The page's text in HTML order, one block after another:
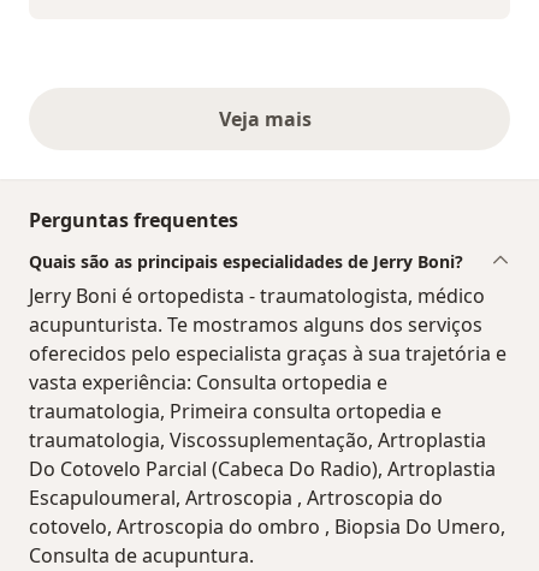
Veja maisopiniões acima
Perguntas frequentes
Quais são as principais especialidades de Jerry Boni?
Jerry Boni é ortopedista - traumatologista, médico
acupunturista. Te mostramos alguns dos serviços
oferecidos pelo especialista graças à sua trajetória e
vasta experiência: Consulta ortopedia e
traumatologia, Primeira consulta ortopedia e
traumatologia, Viscossuplementação, Artroplastia
Do Cotovelo Parcial (Cabeca Do Radio), Artroplastia
Escapuloumeral, Artroscopia , Artroscopia do
cotovelo, Artroscopia do ombro , Biopsia Do Umero,
Consulta de acupuntura.